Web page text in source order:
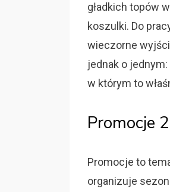
gładkich topów
koszulki. Do
wieczorne
jednak o
w którym to
Promocje
Promocje to
organizuje